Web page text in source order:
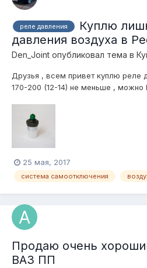
реле давления
Куплю
давления воздуха в
Den_Joint опубликовал тема в
Друзья , всем привет куплю реле
170-200 (12-14) не меньше , можно
25 мая, 2017
система самоотключения
Продаю очень
ВАЗ ПП